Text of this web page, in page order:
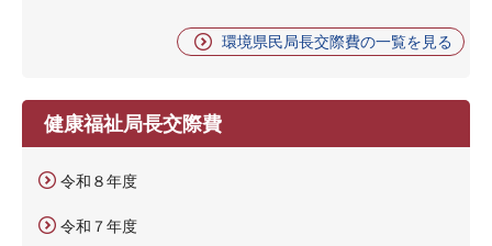
環境県民局長交際費の一覧を見る
健康福祉局長交際費
令和８年度
令和７年度